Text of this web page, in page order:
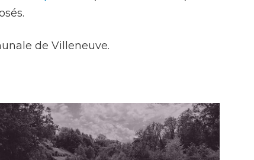
Population
de Villeneuve.